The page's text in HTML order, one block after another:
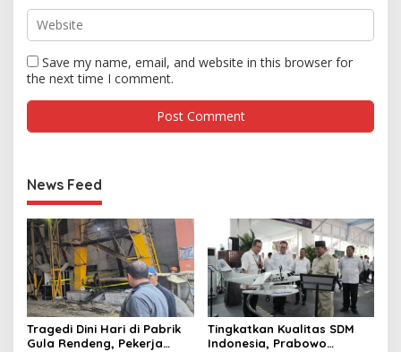
Save my name, email, and website in this browser for
the next time I comment.
News Feed
Tragedi Dini Hari di Pabrik
Gula Rendeng, Pekerja
Tingkatkan Kualitas SDM
Indonesia, Prabowo